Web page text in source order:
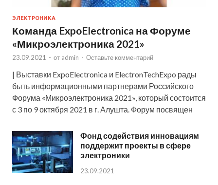
ЭЛЕКТРОНИКА
Команда ExpoElectronica на Форуме
«Микроэлектроника 2021»
23.09.2021 - от admin - Оставьте комментарий
| Выставки ExpoElectronica и ElectronTechExpo рады
быть информационными партнерами Российского
Форума «Микроэлектроника 2021», который состоится
с 3 по 9 октября 2021 в г. Алушта. Форум посвящен
Фонд содействия инновациям
поддержит проекты в сфере
электроники
23.09.2021